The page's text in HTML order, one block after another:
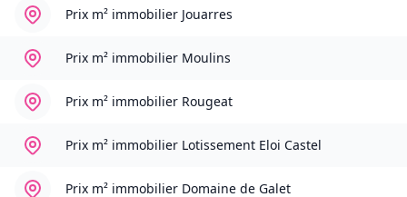
Prix m² immobilier Jouarres
Prix m² immobilier Moulins
Prix m² immobilier Rougeat
Prix m² immobilier Lotissement Eloi Castel
Prix m² immobilier Domaine de Galet